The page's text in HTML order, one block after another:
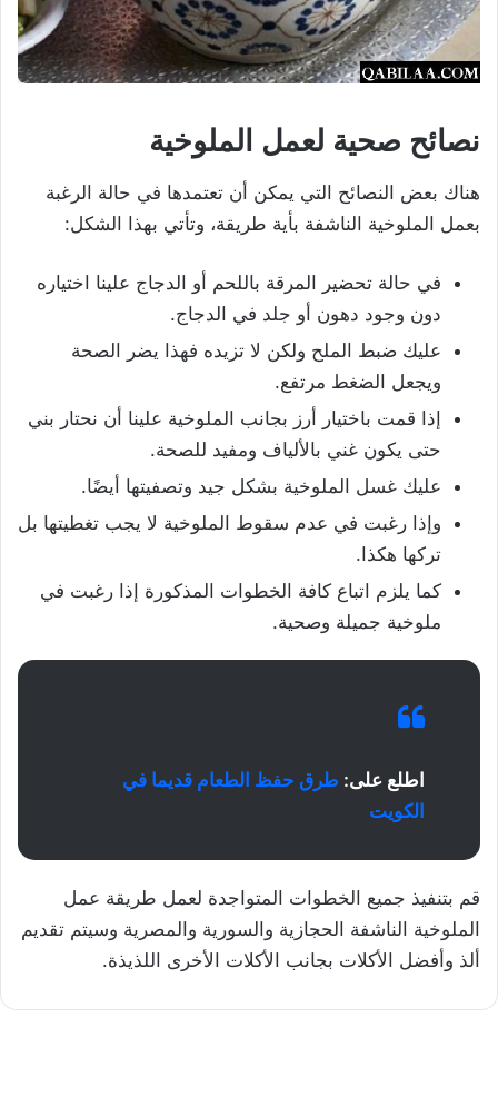
نصائح صحية لعمل الملوخية
هناك بعض النصائح التي يمكن أن تعتمدها في حالة الرغبة
بعمل الملوخية الناشفة بأية طريقة، وتأتي بهذا الشكل:
في حالة تحضير المرقة باللحم أو الدجاج علينا اختياره
دون وجود دهون أو جلد في الدجاج.
عليك ضبط الملح ولكن لا تزيده فهذا يضر الصحة
ويجعل الضغط مرتفع.
إذا قمت باختيار أرز بجانب الملوخية علينا أن نحتار بني
حتى يكون غني بالألياف ومفيد للصحة.
عليك غسل الملوخية بشكل جيد وتصفيتها أيضًا.
وإذا رغبت في عدم سقوط الملوخية لا يجب تغطيتها بل
تركها هكذا.
كما يلزم اتباع كافة الخطوات المذكورة إذا رغبت في
ملوخية جميلة وصحية.
اطلع على: طرق حفظ الطعام قديما في
الكويت
قم بتنفيذ جميع الخطوات المتواجدة لعمل طريقة عمل
الملوخية الناشفة الحجازية والسورية والمصرية وسيتم تقديم
ألذ وأفضل الأكلات بجانب الأكلات الأخرى اللذيذة.